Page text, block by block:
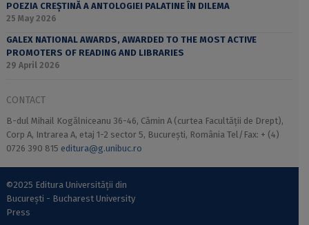
POEZIA CREȘTINĂ A ANTOLOGIEI PALATINE ÎN DILEMA
25 May 2026
GALEX NATIONAL AWARDS, AWARDED TO THE MOST ACTIVE
PROMOTERS OF READING AND LIBRARIES
29 April 2026
CONTACT
B-dul Mihail Kogălniceanu 36-46, Cămin A (curtea Facultății de Drept),
Corp A, Intrarea A, etaj 1-2 sector 5, București, România Tel/Fax: + (4)
0726 390 815 editura@g.unibuc.ro
©2025 Editura Universității din
București - Bucharest University
Press